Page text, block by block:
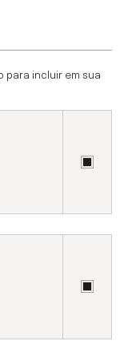
para incluir em sua